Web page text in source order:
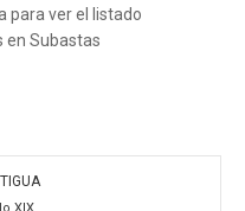
para ver el listado
en Subastas
XIX